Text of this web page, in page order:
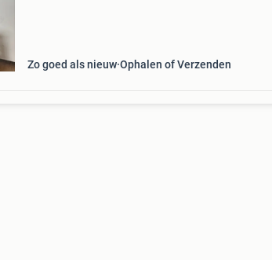
Zo goed als nieuw Ophalen of Verzenden